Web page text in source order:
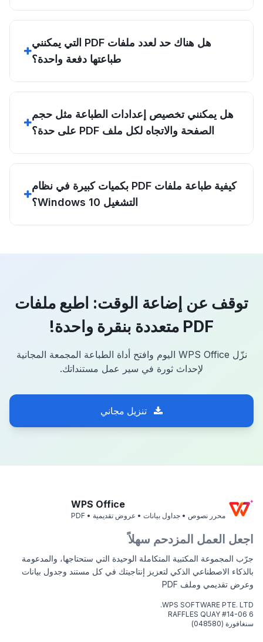
هل هناك حد لعدد ملفات PDF التي يمكنني
طباعتها دفعة واحدة؟
هل يمكنني تخصيص إعدادات الطباعة مثل حجم
الصفحة والاتجاه لكل ملف PDF على حدة؟
كيفية طباعة ملفات PDF بكميات كبيرة في نظام
التشغيل Windows 10؟
توقف عن إضاعة الوقت: اطبع ملفات
PDF متعددة بنقرة واحدة!
نزّل WPS Office اليوم وافتح أداة الطباعة المجمعة المجانية
لإحداث ثورة في سير عمل مستنداتك.
تنزيل مجاني
WPS Office
محرر نصوص • جداول بيانات • عروض تقديمية • PDF
اجعل العمل المزدحم سهلاً
جرّب المجموعة المكتبية المتكاملة الوحيدة التي ستحتاجها، والمدعومة
بالذكاء الاصطناعي الذكي لتعزيز إنتاجيتك في كل مستند وجدول بيانات
وعرض تقديمي وملف PDF
WPS SOFTWARE PTE. LTD.
سنغافورة (048580)